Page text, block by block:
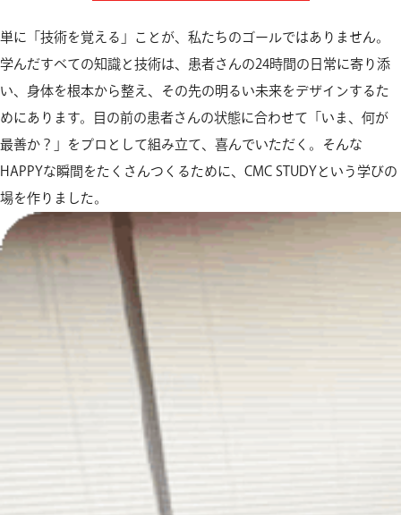
単に「技術を覚える」ことが、私たちのゴールではありません。
学んだすべての知識と技術は、患者さんの24時間の日常に寄り添
い、身体を根本から整え、
その先の明るい未来をデザインするた
めにあります。
目の前の患者さんの状態に合わせて「いま、何が
最善か？」をプロとして組み立て、喜んでいただく。
そんな
HAPPYな瞬間をたくさんつくるために、CMC STUDYという学びの
場を作りました。